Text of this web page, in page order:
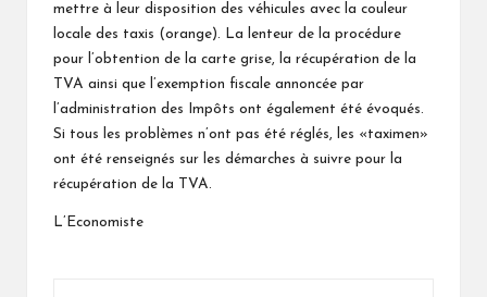
mettre à leur disposition des véhicules avec la couleur
locale des taxis (orange). La lenteur de la procédure
pour l’obtention de la carte grise, la récupération de la
TVA ainsi que l’exemption fiscale annoncée par
l’administration des Impôts ont également été évoqués.
Si tous les problèmes n’ont pas été réglés, les «taximen»
ont été renseignés sur les démarches à suivre pour la
récupération de la TVA.
L’Economiste